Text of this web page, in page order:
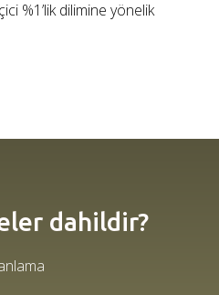
%1’lik dilimine yönelik
dahildir?